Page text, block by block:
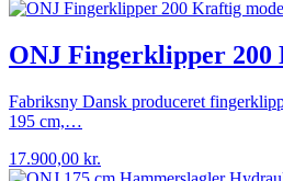
ONJ Fingerklipper
Fabriksny Dansk produceret
195 cm,…
17.900,00 kr.